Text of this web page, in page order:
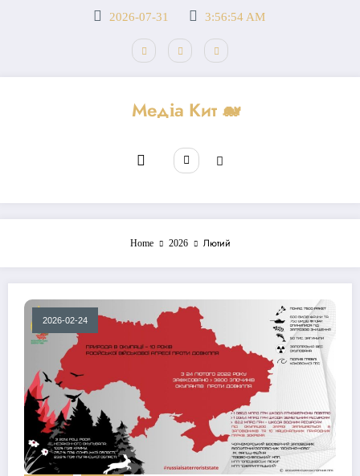
2026-07-31 3:56:54 AM
Медіа Кит 🐋
Home 2026 Лютий
2026-02-24